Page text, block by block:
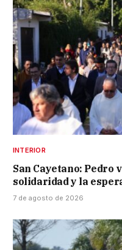
INTERIOR
San Cayetano: Pedro
solidaridad y la
7 de agosto de 2026